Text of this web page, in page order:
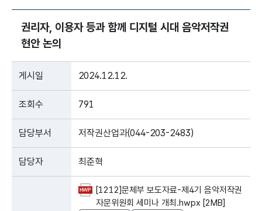
권리자, 이용자 등과 함께 디지털 시대 음악저작권
현안 논의
게시일 2024.12.12.
조회수 791
담당부서 저작권산업과(044-203-2483)
담당자 최준혁
[1212]문체부 보도자료-제4기 음악저작권
자문위원회 세미나 개최.hwpx [2MB]